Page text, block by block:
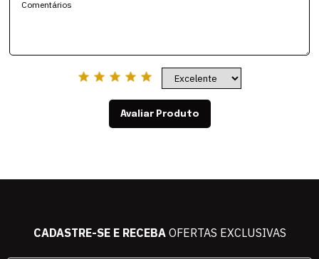
Avaliar Produto
CADASTRE-SE E RECEBAOFERTAS EXCLUSIVAS